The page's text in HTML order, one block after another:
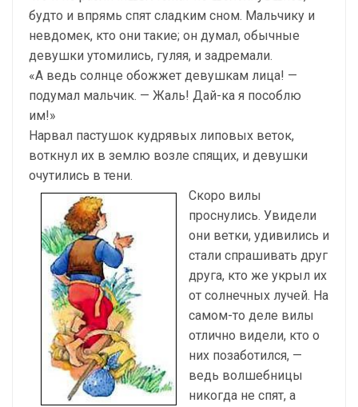
будто и впрямь спят сладким сном. Мальчику и
невдомек, кто они такие; он думал, обычные
девушки утомились, гуляя, и задремали.
«А ведь солнце обожжет девушкам лица! —
подумал мальчик. — Жаль! Дай-ка я пособлю
им!»
Нарвал пастушок кудрявых липовых веток,
воткнул их в землю возле спящих, и девушки
очутились в тени.
Скоро вилы
проснулись. Увидели
они ветки, удивились и
стали спрашивать друг
друга, кто же укрыл их
от солнечных лучей. На
самом-то деле вилы
отлично видели, кто о
них позаботился, —
ведь волшебницы
никогда не спят, а